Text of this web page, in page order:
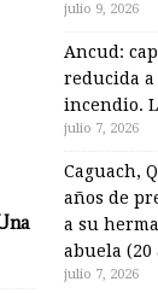
julio 9, 2026
Ancud:
reducida a
incendio.
julio 7, 2026
Caguach,
años de
a su
abuela (20
julio 7, 2026